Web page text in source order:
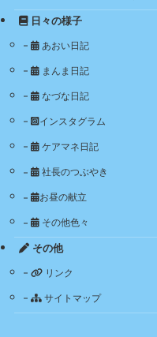
日々の様子
あおい日記
まんま日記
なづな日記
インスタグラム
ケアマネ日記
社長のつぶやき
お昼の献立
その他色々
その他
リンク
サイトマップ